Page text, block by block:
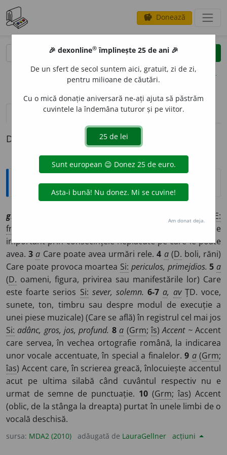
savings Donează
clear
opțiuni
definiții (1) pronunțievolume_up (50)
Definiția cu ID-ul 1103662:
Explicative DEX
grav, ~ă
E:
fr
(Care este) extrem de
important prin consecințele neplăcute pe care le poate
avea.3 a Care poate avea urmări rele.4 a(D. boli, răni)
Care poate provoca moartea Si: periculos, primejdios. 5 a
(D. oameni, figura, privirea sau manifestările lor) Care
este foarte serios Si: sever, solemn. 6-7 a, avȚD. voce,
sunete, ton, timbru sau despre modul de execuție a
unei piese muzicale) (Care se află) în registrul cel mai jos
Si: adânc, gros, jos, profund. 8 a (Grm;îs)Accent ~Accent
care servea, în vechea ortografie română, la indicarea
unor vocale accentuate, în special a finalelor.9 a(Grm;
îas) Accent care, în scrierea greacă, înlocuiește accentul
acut pe ultima silabă când cuvântul respectiv nu e
urmat de semne de punctuație. 10 (Grm;îas) Accent
(oblic, de la stânga la dreapta) purtat în unele limbi de o
vocală deschisă.
sursa: MDA2 (2010) adăugată de LauraGellner acțiuni
🎉 dexonline® împlinește 25 de ani 🎉
De un sfert de secol suntem aici, gratuit, zi de zi,
pentru milioane de căutări.
Cu o mică donație aniversară ne-ați ajuta să păstrăm
cuvintele la îndemâna tuturor și pe viitor.
Am donat deja.